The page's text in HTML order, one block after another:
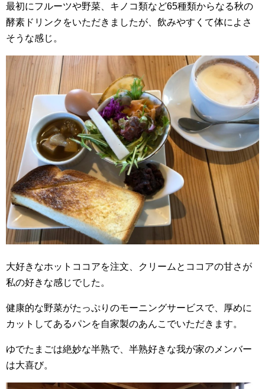
最初にフルーツや野菜、キノコ類など65種類からなる秋の
酵素ドリンクをいただきましたが、飲みやすくて体によさ
そうな感じ。
大好きなホットココアを注文、クリームとココアの甘さが
私の好きな感じでした。
健康的な野菜がたっぷりのモーニングサービスで、厚めに
カットしてあるパンを自家製のあんこでいただきます。
ゆでたまごは絶妙な半熟で、半熟好きな我が家のメンバー
は大喜び。